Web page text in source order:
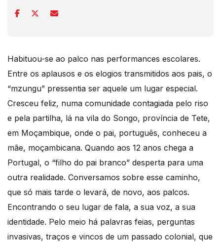
Habituou-se ao palco nas performances escolares.
Entre os aplausos e os elogios transmitidos aos pais, o
“mzungu” pressentia ser aquele um lugar especial.
Cresceu feliz, numa comunidade contagiada pelo riso
e pela partilha, lá na vila do Songo, província de Tete,
em Moçambique, onde o pai, português, conheceu a
mãe, moçambicana. Quando aos 12 anos chega a
Portugal, o “filho do pai branco” desperta para uma
outra realidade. Conversamos sobre esse caminho,
que só mais tarde o levará, de novo, aos palcos.
Encontrando o seu lugar de fala, a sua voz, a sua
identidade. Pelo meio há palavras feias, perguntas
invasivas, traços e vincos de um passado colonial, que